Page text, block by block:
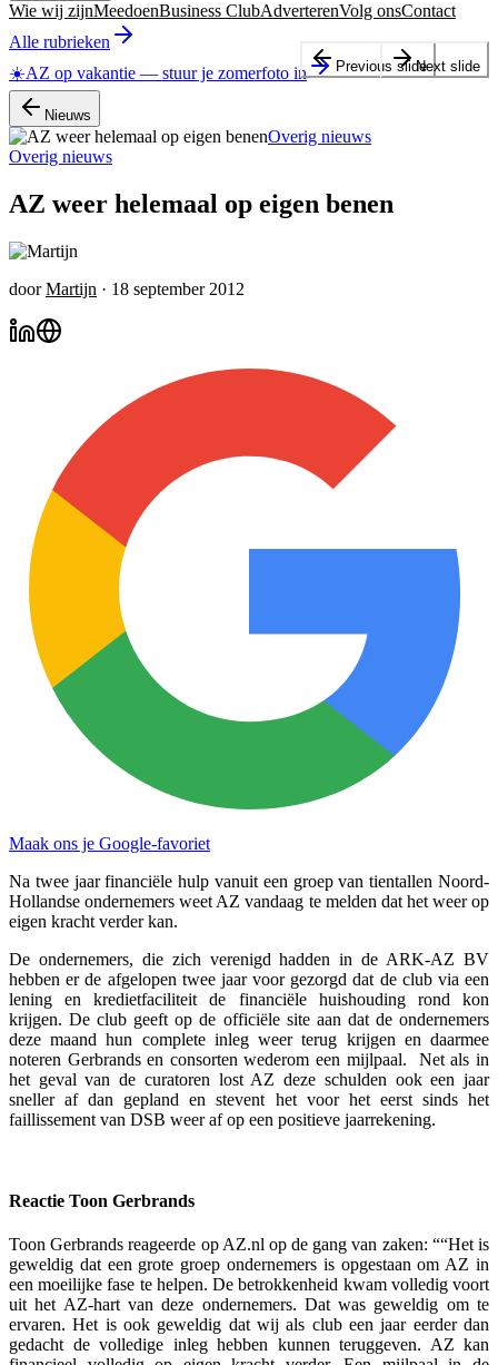
Wie wij zijnMeedoenBusiness ClubAdverterenVolg onsContact
Alle rubrieken
☀️AZ op vakantie — stuur je zomerfoto in
Nieuws
Overig nieuws
Overig nieuws
AZ weer helemaal op eigen benen
door Martijn · 18 september 2012
Maak ons je Google-favoriet
Na twee jaar financiële hulp vanuit een groep van tientallen Noord-
Hollandse ondernemers weet AZ vandaag te melden dat het weer op
eigen kracht verder kan.
De ondernemers, die zich verenigd hadden in de ARK-AZ BV
hebben er de afgelopen twee jaar voor gezorgd dat de club via een
lening en kredietfaciliteit de financiële huishouding rond kon
krijgen. De club geeft op de officiële site aan dat de ondernemers
deze maand hun complete inleg weer terug krijgen en daarmee
noteren Gerbrands en consorten wederom een mijlpaal. Net als in
het geval van de curatoren lost AZ deze schulden ook een jaar
sneller af dan gepland en stevent het voor het eerst sinds het
faillissement van DSB weer af op een positieve jaarrekening.
Reactie Toon Gerbrands
Toon Gerbrands reageerde op AZ.nl op de gang van zaken: ““Het is
geweldig dat een grote groep ondernemers is opgestaan om AZ in
een moeilijke fase te helpen. De betrokkenheid kwam volledig voort
uit het AZ-hart van deze ondernemers. Dat was geweldig om te
ervaren. Het is ook geweldig dat wij als club een jaar eerder dan
gedacht de volledige inleg hebben kunnen teruggeven. AZ kan
Previous slideNext slide